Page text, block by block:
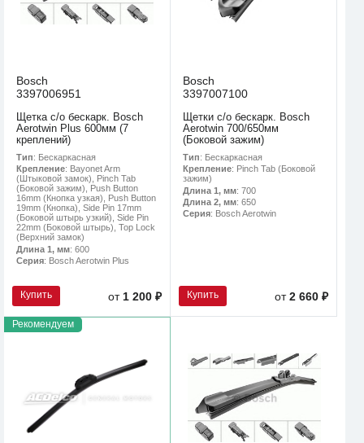
Bosch
3397006951
Щетка с/о бескарк. Bosch
Aerotwin Plus 600мм (7
креплений)
Тип: Бескаркасная
Крепление: Bayonet Arm
(Штыковой замок), Pinch Tab
(Боковой зажим), Push Button
16mm (Кнопка узкая), Push Button
19mm (Кнопка), Side Pin 17mm
(Боковой штырь узкий), Side Pin
22mm (Боковой штырь), Top Lock
(Верхний замок)
Длина 1, мм: 600
Серия: Bosch Aerotwin Plus
Купить от1 200 ₽
Bosch
3397007100
Щетки с/о бескарк. Bosch
Aerotwin 700/650мм
(Боковой зажим)
Тип: Бескаркасная
Крепление: Pinch Tab (Боковой
зажим)
Длина 1, мм: 700
Длина 2, мм: 650
Серия: Bosch Aerotwin
Купить от2 660 ₽
Рекомендуем